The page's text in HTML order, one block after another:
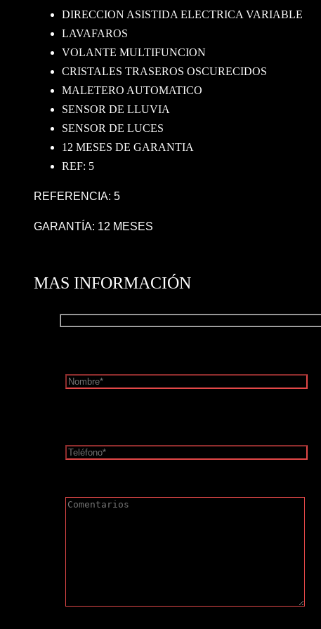
DIRECCION ASISTIDA ELECTRICA VARIABLE
LAVAFAROS
VOLANTE MULTIFUNCION
CRISTALES TRASEROS OSCURECIDOS
MALETERO AUTOMATICO
SENSOR DE LLUVIA
SENSOR DE LUCES
12 MESES DE GARANTIA
REF: 5
REFERENCIA: 5
GARANTÍA: 12 MESES
MAS INFORMACIÓN